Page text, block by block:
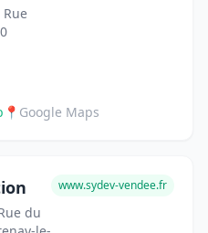
📍 Google Maps
du
www.sydev-vendee.fr